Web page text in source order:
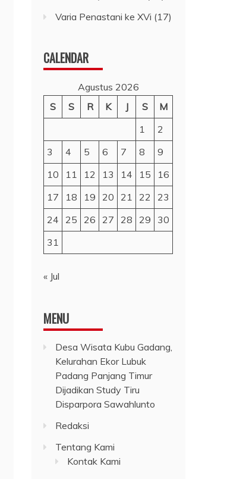
Varia Penastani ke XVi (17)
CALENDAR
Agustus 2026
S
S R K J S
M
1
2
3
4 5 6 7 8
9
10
11 12 13 14 15
16
17
18 19 20 21 22
23
24
25 26 27 28 29
30
31
« Jul
MENU
Desa Wisata Kubu Gadang,
Kelurahan Ekor Lubuk
Padang Panjang Timur
Dijadikan Study Tiru
Disparpora Sawahlunto
Redaksi
Tentang Kami
Kontak Kami